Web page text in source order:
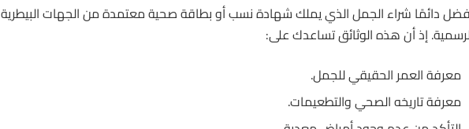
دائمًا شراء الجمل الذي يملك شهادة نسب أو بطاقة صحية معتمدة من الجهات البيطرية
إذ أن هذه الوثائق تساعدك على:
معرفة العمر الحقيقي للجمل.
معرفة تاريخه الصحي والتطعيمات.